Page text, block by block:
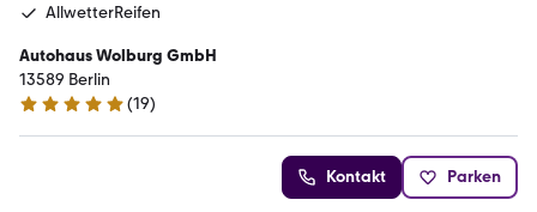
AllwetterReifen
Autohaus Wolburg GmbH
13589 Berlin
5 Sterne
(19)
Kontakt Parken